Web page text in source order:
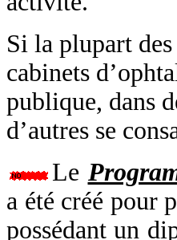
Si la plupart
cabinets
publique, dans
d’autres se
Le
a été créé pour
possédant un